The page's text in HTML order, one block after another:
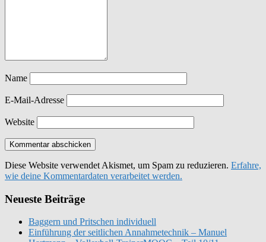
Name
E-Mail-Adresse
Website
Diese Website verwendet Akismet, um Spam zu reduzieren. Erfahre,
wie deine Kommentardaten verarbeitet werden.
Neueste Beiträge
Baggern und Pritschen individuell
Einführung der seitlichen Annahmetechnik – Manuel